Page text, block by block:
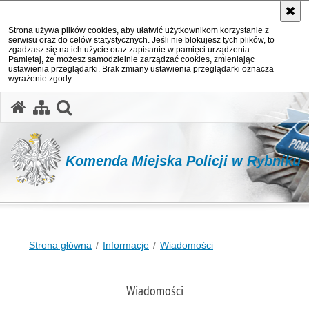
Strona używa plików cookies, aby ułatwić użytkownikom korzystanie z
serwisu oraz do celów statystycznych. Jeśli nie blokujesz tych plików, to
zgadzasz się na ich użycie oraz zapisanie w pamięci urządzenia.
Pamiętaj, że możesz samodzielnie zarządzać cookies, zmieniając
ustawienia przeglądarki. Brak zmiany ustawienia przeglądarki oznacza
wyrażenie zgody.
Komenda Miejska Policji w Rybniku
Strona główna Informacje Wiadomości
Wiadomości